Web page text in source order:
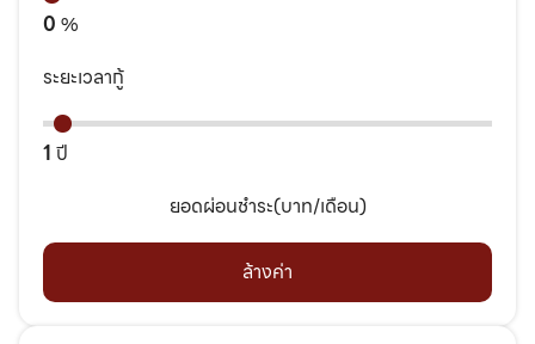
0 %
ระยะเวลากู้
1 ปี
ยอดผ่อนชำระ(บาท/เดือน)
ล้างค่า